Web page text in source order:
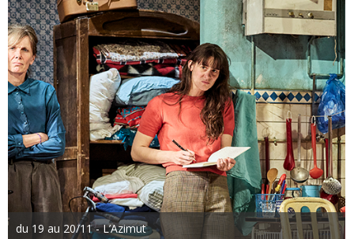
du 19 au 20/11 - L’Azimut